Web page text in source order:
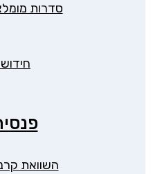
סדרות
השוואת